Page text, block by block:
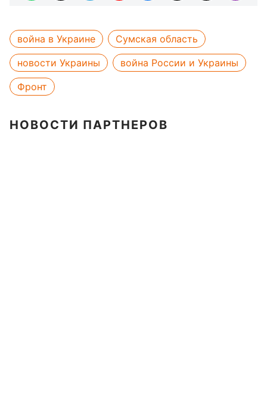
война в Украине
Сумская область
новости Украины
война России и Украины
Фронт
НОВОСТИ ПАРТНЕРОВ